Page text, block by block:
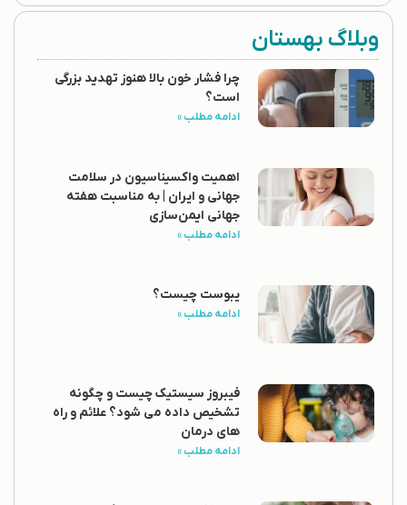
وبلاگ بهستان
چرا فشار خون بالا هنوز تهدید بزرگی
است؟
ادامه مطلب »
اهمیت واکسیناسیون در سلامت
جهانی و ایران | به مناسبت هفته
جهانی ایمن‌سازی
ادامه مطلب »
یبوست چیست؟
ادامه مطلب »
فیبروز سیستیک چیست و چگونه
تشخیص داده می شود؟ علائم و راه
های درمان
ادامه مطلب »